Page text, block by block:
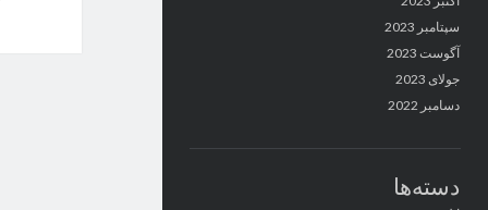
سپتامبر 2023
آگوست 2023
جولای 2023
دسامبر 2022
دسته‌ها